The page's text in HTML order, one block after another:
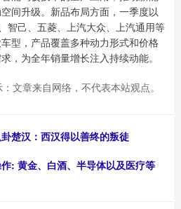
间升级。新品布局方面，一季度以
智己、五菱、上汽大众、上汽通用等
型，产品覆盖多种动力形式和价格
，为全年销量增长注入持续动能。
文章来自网络，不代表本站观点。
楚汉：西汉得以善终的叛徒
: 黄金、白酒、半导体以及医疗等